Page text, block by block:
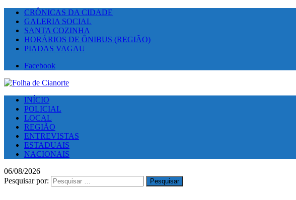
CRÔNICAS DA CIDADE
GALERIA SOCIAL
SANTA COZINHA
HORÁRIOS DE ÔNIBUS (REGIÃO)
PIADAS VAGAU
Facebook
INÍCIO
POLICIAL
LOCAL
REGIÃO
ENTREVISTAS
ESTADUAIS
NACIONAIS
06/08/2026
Pesquisar por: